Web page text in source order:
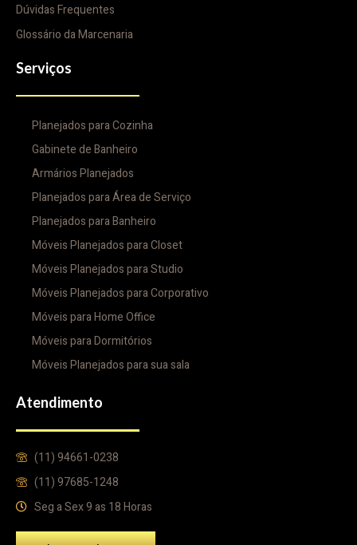
Dúvidas Frequentes
Glossário da Marcenaria
Serviços
Planejados para Cozinha
Gabinete de Banheiro
Armários Planejados
Planejados para Área de Serviço
Planejados para Banheiro
Móveis Planejados para Closet
Móveis Planejados para Studio
Móveis Planejados para Corporativo
Móveis para Home Office
Móveis para Dormitórios
Móveis Planejados para sua sala
Atendimento
(11) 94661-0238
(11) 97685-1248
Seg a Sex 9 as 18 Horas